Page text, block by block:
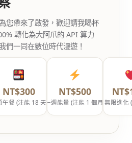
您帶來了啟發，歡迎請我喝杯
轉化為大阿爪的 API 算力
們一同在數位時代漫遊！
NT$300
午餐 (注能 18 天)
NT$500
一週能量 (注能 1 個月)無限進化